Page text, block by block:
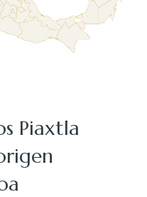
Piaxtla